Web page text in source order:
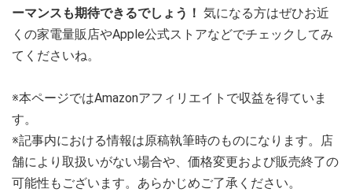
ーマンスも期待できるでしょう！ 気になる方はぜひお近
くの家電量販店やApple公式ストアなどでチェックしてみ
てくださいね。
※本ページではAmazonアフィリエイトで収益を得ていま
す。
※記事内における情報は原稿執筆時のものになります。店
舗により取扱いがない場合や、価格変更および販売終了の
可能性もございます。あらかじめご了承ください。